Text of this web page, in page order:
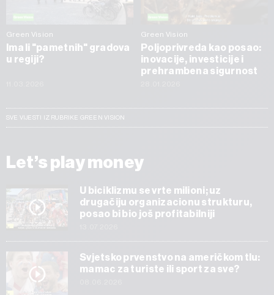
Green Vision
Ima li "pametnih" gradova
u regiji?
Green Vision
Poljoprivreda kao posao:
inovacije, investicije i
prehrambena sigurnost
SVE VIJESTI IZ RUBRIKE GREEN VISION
Let’s play money
U biciklizmu se vrte milioni; uz
drugačiju organizacionu strukturu,
posao bi bio još profitabilniji
Svjetsko prvenstvo na američkom tlu:
mamac za turiste ili sport za sve?